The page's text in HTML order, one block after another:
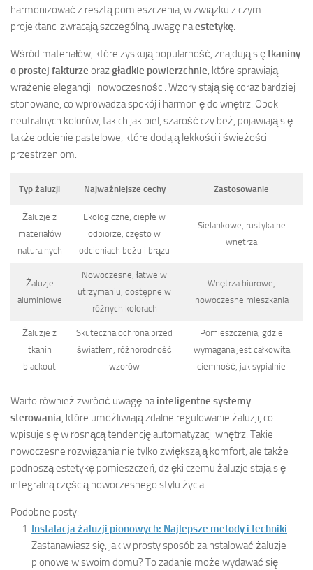
harmonizować z resztą pomieszczenia, w związku z czym
projektanci zwracają szczególną uwagę naestetykę.
Wśród materiałów, które zyskują popularność, znajdują siętkaniny
o prostej fakturze orazgładkie powierzchnie, które sprawiają
wrażenie elegancji i nowoczesności. Wzory stają się coraz bardziej
stonowane, co wprowadza spokój i harmonię do wnętrz. Obok
neutralnych kolorów, takich jak biel, szarość czy beż, pojawiają się
także odcienie pastelowe, które dodają lekkości i świeżości
przestrzeniom.
Typ żaluzji Najważniejsze cechy Zastosowanie
Żaluzje z
materiałów
naturalnych
Ekologiczne, ciepłe w
odbiorze, często w
odcieniach beżu i brązu
Sielankowe, rustykalne
wnętrza
Żaluzje
aluminiowe
Nowoczesne, łatwe w
utrzymaniu, dostępne w
różnych kolorach
Wnętrza biurowe,
nowoczesne mieszkania
Żaluzje z
tkanin
blackout
Skuteczna ochrona przed
światłem, różnorodność
wzorów
Pomieszczenia, gdzie
wymagana jest całkowita
ciemność, jak sypialnie
Warto również zwrócić uwagę nainteligentne systemy
sterowania, które umożliwiają zdalne regulowanie żaluzji, co
wpisuje się w rosnącą tendencję automatyzacji wnętrz. Takie
nowoczesne rozwiązania nie tylko zwiększają komfort, ale także
podnoszą estetykę pomieszczeń, dzięki czemu żaluzje stają się
integralną częścią nowoczesnego stylu życia.
Podobne posty:
Instalacja żaluzji pionowych: Najlepsze metody i techniki
Zastanawiasz się, jak w prosty sposób zainstalować żaluzje
pionowe w swoim domu? To zadanie może wydawać się